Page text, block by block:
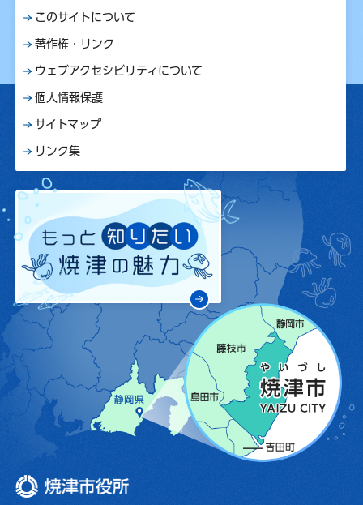
このサイトについて
著作権・リンク
ウェブアクセシビリティについて
個人情報保護
サイトマップ
リンク集
焼津市役所